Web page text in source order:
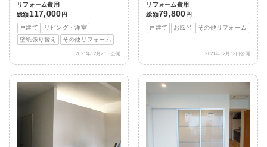
リフォーム費用
総額117,000 円
戸建て
リビング・洋室
壁紙張り替え
その他リフォーム
2021年12月21日公開
リフォーム費用
総額79,800 円
戸建て
お風呂 その他リフォーム
2021年12月13日公開